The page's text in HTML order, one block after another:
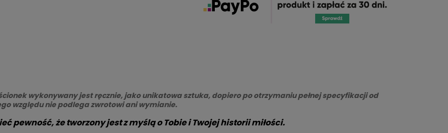
wykonywany jest ręcznie, jako unikatowa sztuka, dopiero po otrzymaniu pełnej specyfikacji od
względu nie podlega zwrotowi ani wymianie.
pewność, że tworzony jest z myślą o Tobie i Twojej historii miłości.